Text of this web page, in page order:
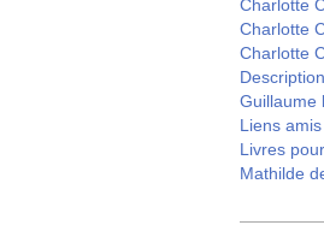
Charlotte
Charlotte
Charlotte
Description
Guillaume
Liens amis
Livres
Mathilde